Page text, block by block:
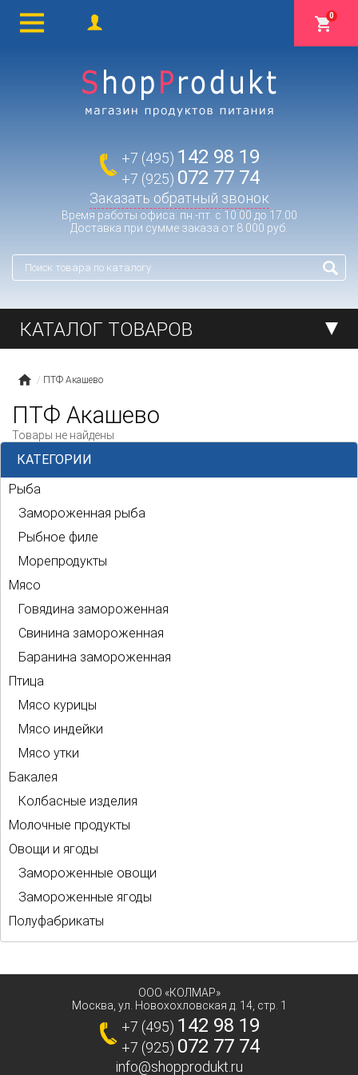
0
+7 (495) 142 98 19
+7 (925) 072 77 74
Заказать обратный звонок
Время работы офиса: пн.-пт. с 10:00 до 17:00
Доставка при сумме заказа от 8 000 руб.
КАТАЛОГ ТОВАРОВ
ПТФ Акашево
ПТФ Акашево
Товары не найдены
КАТЕГОРИИ
Рыба
Замороженная рыба
Рыбное филе
Морепродукты
Мясо
Говядина замороженная
Свинина замороженная
Баранина замороженная
Птица
Мясо курицы
Мясо индейки
Мясо утки
Бакалея
Колбасные изделия
Молочные продукты
Овощи и ягоды
Замороженные овощи
Замороженные ягоды
Полуфабрикаты
ООО «КОЛМАР»
Москва ул. Новохохловская д. 14, стр. 1
+7 (495) 142 98 19
+7 (925) 072 77 74
info@shopprodukt.ru